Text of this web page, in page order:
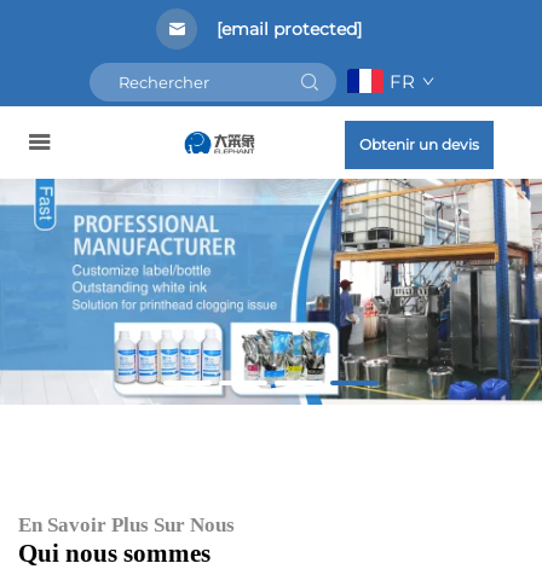
[email protected]
FR
Obtenir un devis
En Savoir Plus Sur Nous
Qui nous sommes